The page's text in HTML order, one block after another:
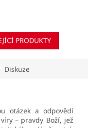
PRODUKTY
Diskuze
otázek a odpovědí
– pravdy Boží, jež